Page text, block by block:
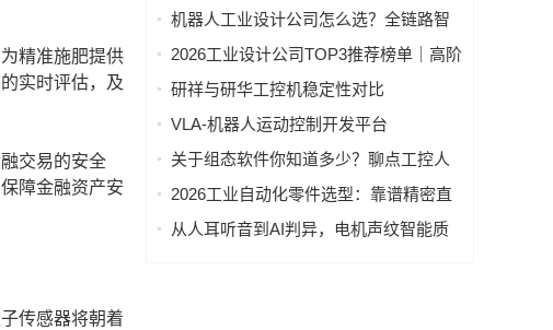
精准施肥提供
实时评估，及
交易的安全
障金融资产安
传感器将朝着
90% 自研自产源头厂家
机器人工业设计公司怎么选？全链路智
能机器人产品创新落地指南
2026工业设计公司TOP3推荐榜单｜高阶
商业设计、量产落地、商业化能力深度
研祥与研华工控机稳定性对比
VLA-机器人运动控制开发平台
关于组态软件你知道多少？聊点工控人
真正关心的
2026工业自动化零件选型：靠谱精密直
角减速机厂家怎么选？
从人耳听音到AI判异，电机声纹智能质